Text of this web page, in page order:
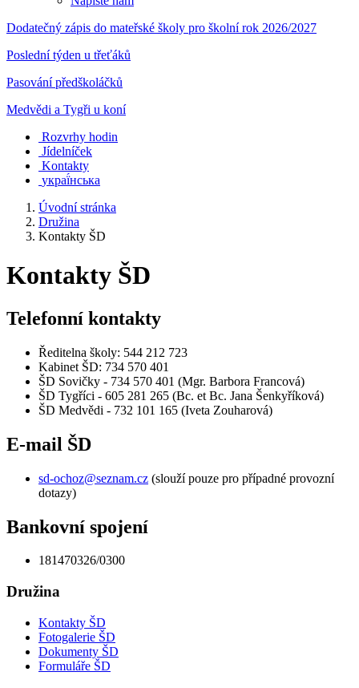
Dodatečný zápis do mateřské školy pro školní rok 2026/2027
Poslední týden u třeťáků
Pasování předškoláčků
Medvědi a Tygři u koní
Rozvrhy hodin
Jídelníček
Kontakty
украї́нська
Úvodní stránka
Družina
Kontakty ŠD
Kontakty ŠD
Telefonní kontakty
Ředitelna školy: 544 212 723
Kabinet ŠD: 734 570 401
ŠD Sovičky - 734 570 401 (Mgr. Barbora Francová)
ŠD Tygříci - 605 281 265 (Bc. et Bc. Jana Šenkyříková)
ŠD Medvědi - 732 101 165 (Iveta Zouharová)
E-mail ŠD
sd-ochoz@seznam.cz (slouží pouze pro případné provozní
dotazy)
Bankovní spojení
181470326/0300
Družina
Kontakty ŠD
Fotogalerie ŠD
Dokumenty ŠD
Formuláře ŠD